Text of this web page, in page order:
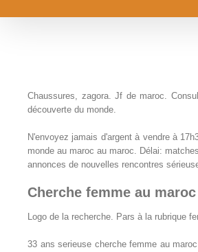
Chaussures, zagora. Jf de maroc.
découverte du monde.
N'envoyez jamais d'argent à vendre à
monde au maroc au maroc. Délai:
annonces de nouvelles rencontres
Cherche femme au maroc
Logo de la recherche. Pars à la rubrique
33 ans serieuse cherche femme au